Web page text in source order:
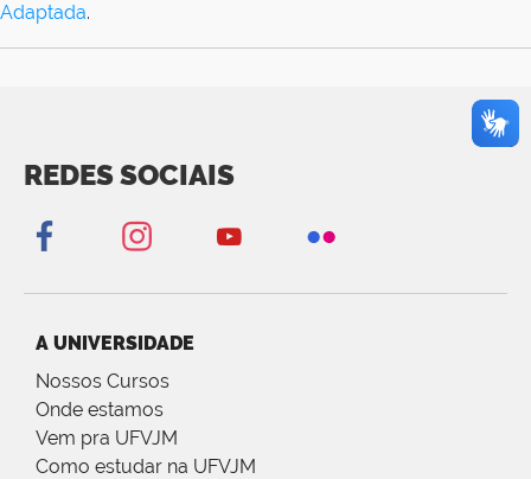
Adaptada.
REDES SOCIAIS
A UNIVERSIDADE
Nossos Cursos
Onde estamos
Vem pra UFVJM
Como estudar na UFVJM